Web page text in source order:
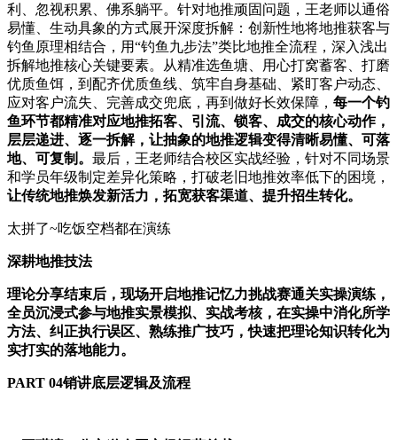
利、忽视积累、佛系躺平。针对地推顽固问题，王老师以通俗
易懂、生动具象的方式展开深度拆解：创新性地将地推获客与
钓鱼原理相结合，用“钓鱼九步法”类比地推全流程，深入浅出
拆解地推核心关键要素。从精准选鱼塘、用心打窝蓄客、打磨
优质鱼饵，到配齐优质鱼线、筑牢自身基础、紧盯客户动态、
应对客户流失、完善成交兜底，再到做好长效保障， 每一个钓
鱼环节都精准对应地推拓客、引流、锁客、成交的核心动作，
层层递进、逐一拆解，让抽象的地推逻辑变得清晰易懂、可落
地、可复制。 最后，王老师结合校区实战经验，针对不同场景
和学员年级制定差异化策略，打破老旧地推效率低下的困境，
让传统地推焕发新活力，拓宽获客渠道、提升招生转化。
太拼了~吃饭空档都在演练
深耕地推技法
理论分享结束后，现场开启地推记忆力挑战赛通关实操演练，
全员沉浸式参与地推实景模拟、实战考核，在实操中消化所学
方法、纠正执行误区、熟练推广技巧，快速把理论知识转化为
实打实的落地能力。
PART 04销讲底层逻辑及流程